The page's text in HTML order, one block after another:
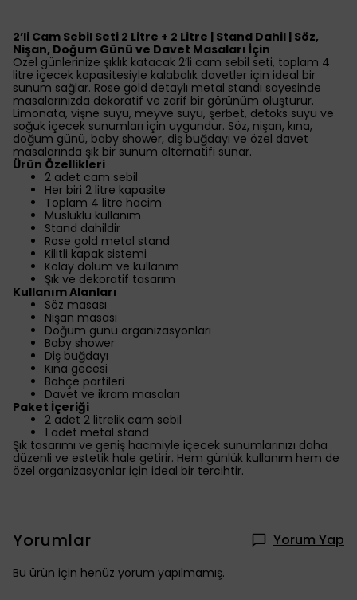
2’li Cam Sebil Seti 2 Litre + 2 Litre | Stand Dahil | Söz,
Nişan, Doğum Günü ve Davet Masaları İçin
Özel günlerinize şıklık katacak 2’li cam sebil seti, toplam 4
litre içecek kapasitesiyle kalabalık davetler için ideal bir
sunum sağlar. Rose gold detaylı metal standı sayesinde
masalarınızda dekoratif ve zarif bir görünüm oluşturur.
Limonata, vişne suyu, meyve suyu, şerbet, detoks suyu ve
soğuk içecek sunumları için uygundur. Söz, nişan, kına,
doğum günü, baby shower, diş buğdayı ve özel davet
masalarında şık bir sunum alternatifi sunar.
Ürün Özellikleri
2 adet cam sebil
Her biri 2 litre kapasite
Toplam 4 litre hacim
Musluklu kullanım
Stand dahildir
Rose gold metal stand
Kilitli kapak sistemi
Kolay dolum ve kullanım
Şık ve dekoratif tasarım
Kullanım Alanları
Söz masası
Nişan masası
Doğum günü organizasyonları
Baby shower
Diş buğdayı
Kına gecesi
Bahçe partileri
Davet ve ikram masaları
Paket İçeriği
2 adet 2 litrelik cam sebil
1 adet metal stand
Şık tasarımı ve geniş hacmiyle içecek sunumlarınızı daha
düzenli ve estetik hale getirir. Hem günlük kullanım hem de
özel organizasyonlar için ideal bir tercihtir.
Yorumlar Yorum Yap
Bu ürün için henüz yorum yapılmamış.